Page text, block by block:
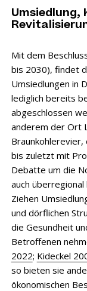
Umsiedlung,
Mit dem
bis 2030), findet
Umsiedlungen in
lediglich bereits
abgeschlossen
anderem der Ort
Braunkohlerevier,
bis zuletzt mit
Debatte um die
auch
Ziehen
und dörflichen
die Gesundheit
Betroffenen
2022; Kideckel
so bieten sie
ökonomischen